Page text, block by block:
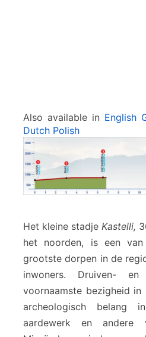
Also available in English
Dutch Polish
Het kleine stadje Kastelli,
het noorden, is een
grootste dorpen in de
inwoners. Druiven-
voornaamste bezigheid
archeologisch belang
aardewerk en andere